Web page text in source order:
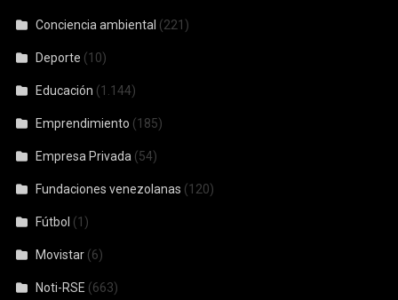
Conciencia ambiental (221)
Deporte (10)
Educación (1.144)
Emprendimiento (185)
Empresa Privada (54)
Fundaciones venezolanas (120)
Fútbol (1)
Movistar (6)
Noti-RSE (663)